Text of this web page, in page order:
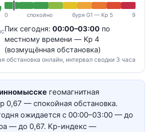
0 спокойно буря G1 — Kp 5 9
Пик сегодня: 00:00–03:00 по
местному времени — Kp 4
(возмущённая обстановка)
обстановка онлайн, интервал сводки 3 часа
геомагнитная
0,67 — спокойная обстановка.
ожидается с 00:00–03:00 — до
— до 0,67. Kp-индекс —